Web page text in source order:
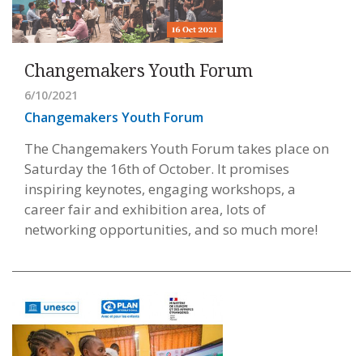
Changemakers Youth Forum
6/10/2021
Changemakers Youth Forum
The Changemakers Youth Forum takes place on
Saturday the 16th of October. It promises
inspiring keynotes, engaging workshops, a
career fair and exhibition area, lots of
networking opportunities, and so much more!